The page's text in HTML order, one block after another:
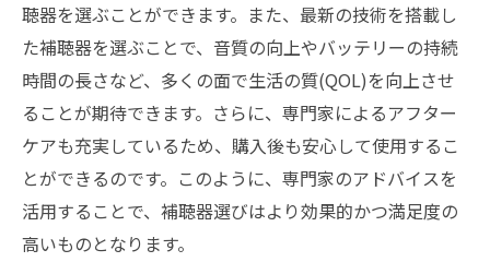
聴器を選ぶことができます。また、最新の技術を搭載し
た補聴器を選ぶことで、音質の向上やバッテリーの持続
時間の長さなど、多くの面で生活の質(QOL)を向上させ
ることが期待できます。さらに、専門家によるアフター
ケアも充実しているため、購入後も安心して使用するこ
とができるのです。このように、専門家のアドバイスを
活用することで、補聴器選びはより効果的かつ満足度の
高いものとなります。